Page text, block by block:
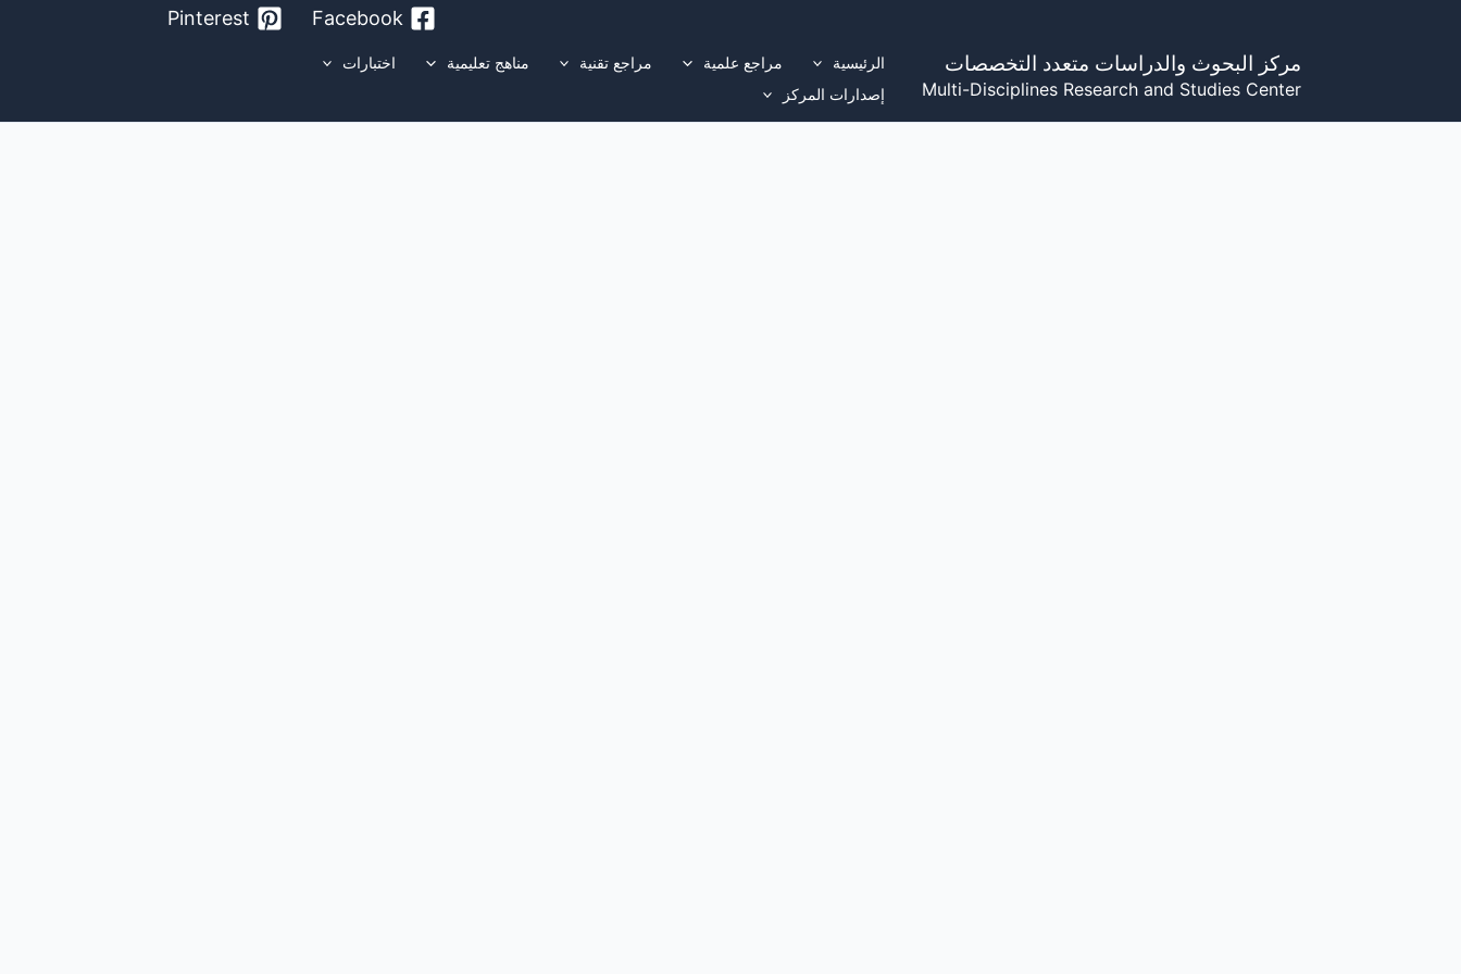
Facebook
Pinterest
مركز البحوث والدراسات متعدد التخصصات
Multi-Disciplines Research and Studies Center
الرئيسية مراجع علمية مراجع تقنية مناهج تعليمية
اختبارات
إصدارات المركز